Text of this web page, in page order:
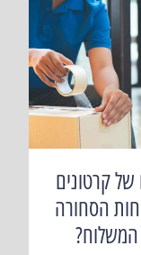
של קרטונים
הסחורה